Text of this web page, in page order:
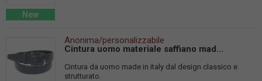
New
Anonima/personalizzabile
Cintura uomo materiale saffiano mad...
Cintura da uomo made in italy dal design classico e
strutturato.